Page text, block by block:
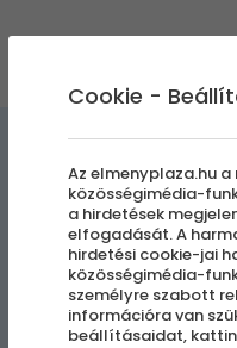
Lövészeti
Cookie -
Az elmenyplaza.hu
közösségimédia-
a hirdetések
elfogadását. A
hirdetési cookie-jai
közösségimédia-
személyre szabott
információra van
beállításaidat,